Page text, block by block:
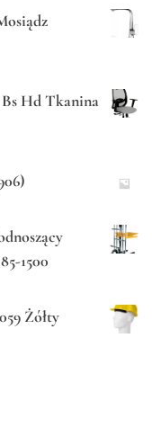
Hd Tkanina
1500
Żółty